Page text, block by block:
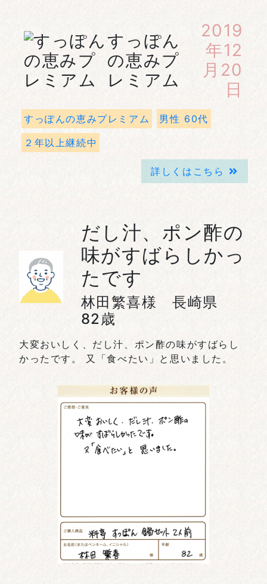
すっぽん
の恵みプ
レミアム
2019
年12
月20
日
すっぽんの恵みプレミアム
男性 60代
２年以上継続中
詳しくはこちら
だし汁、ポン酢の
味がすばらしかっ
たです
林田繁喜様 長崎県
82歳
大変おいしく、だし汁、ポン酢の味がすばらし
かったです。 又「食べたい」と思いました。